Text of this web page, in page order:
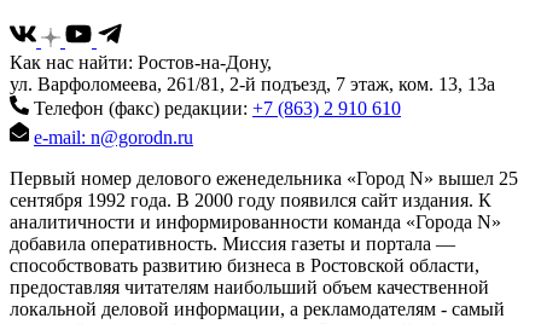
Как нас найти: Ростов-на-Дону,
ул. Варфоломеева, 261/81, 2-й подъезд, 7 этаж, ком. 13, 13а
Телефон (факс) редакции: +7 (863) 2 910 610
e-mail: n@gorodn.ru
Первый номер делового еженедельника «Город N» вышел 25
сентября 1992 года. В 2000 году появился сайт издания. К
аналитичности и информированности команда «Города N»
добавила оперативность. Миссия газеты и портала —
способствовать развитию бизнеса в Ростовской области,
предоставляя читателям наибольший объем качественной
локальной деловой информации, а рекламодателям - самый